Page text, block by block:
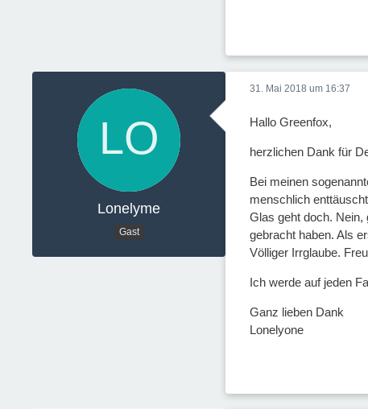
Lonelyme
Gast
31. Mai 2018 um 16:37
Hallo Greenfox,
herzlichen Dank für
Bei meinen
menschlich
Glas geht doch.
gebracht haben. Als
Völliger Irrglaube.
Ich werde auf jeden
Ganz lieben Dank
Lonelyone